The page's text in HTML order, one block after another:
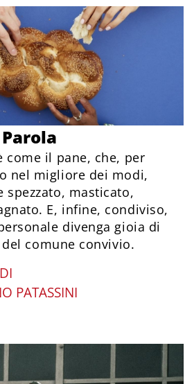
come il pane, che, per
nel migliore dei modi,
spezzato, masticato,
E, infine, condiviso,
divenga gioia di
comune convivio.
DI
PATASSINI